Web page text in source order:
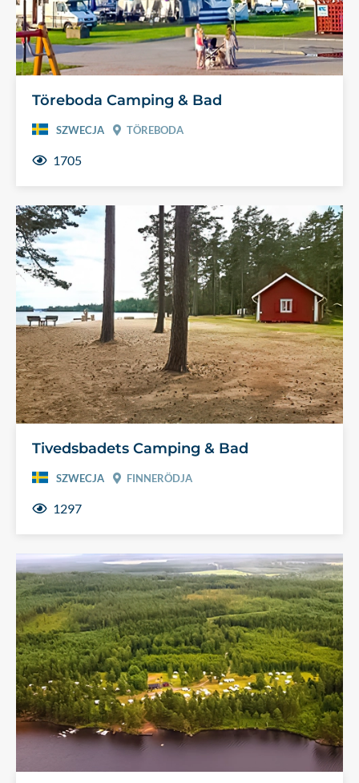
Töreboda Camping & Bad
SZWECJA TÖREBODA
1705
Tivedsbadets Camping & Bad
SZWECJA FINNERÖDJA
1297